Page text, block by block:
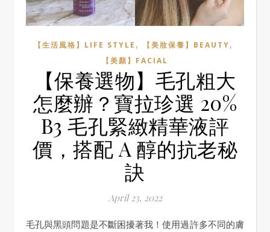
【生活風格】LIFE STYLE , 【美妝保養】BEAUTY,
【美顏】FACIAL
【保養選物】毛孔粗大
怎麼辦？寶拉珍選 20%
B3 毛孔緊緻精華液評
價，搭配 A 醇的抗老秘
訣
April 23, 2022
毛孔與黑頭問題是不斷困擾著我！使用過許多不同的膚